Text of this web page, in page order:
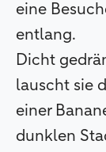
eine
entlang.
Dicht
lauscht sie
einer
dunklen